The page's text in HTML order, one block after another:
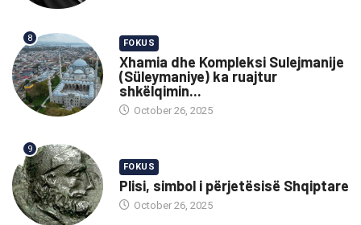
8 FOKUS
Xhamia dhe Kompleksi Sulejmanije
(Süleymaniye) ka ruajtur
shkëlqimin...
October 26, 2025
9
FOKUS
Plisi, simbol i përjetësisë Shqiptare
October 26, 2025